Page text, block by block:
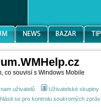
co souvisí s Windows Mobile
uživatelů Uživatelské skupiny
se pro kontrolu soukromých zpráv